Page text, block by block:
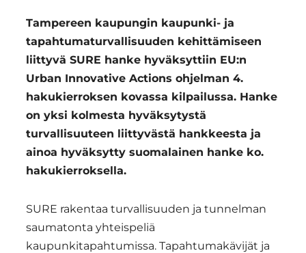
Tampere
Region
Manufacturing
Hub:
Yhdessä
kohti
vahvaa
ja
vastuullista
valmistusta
Pirkanmaalla
Tampereen kaupungin kaupunki- ja
tapahtumaturvallisuuden kehittämiseen
liittyvä SURE hanke hyväksyttiin EU:n
Urban Innovative Actions ohjelman 4.
hakukierroksen kovassa kilpailussa. Hanke
on yksi kolmesta hyväksytystä
turvallisuuteen liittyvästä hankkeesta ja
ainoa hyväksytty suomalainen hanke ko.
hakukierroksella.
SURE rakentaa turvallisuuden ja tunnelman
saumatonta yhteispeliä
kaupunkitapahtumissa. Tapahtumakävijät ja